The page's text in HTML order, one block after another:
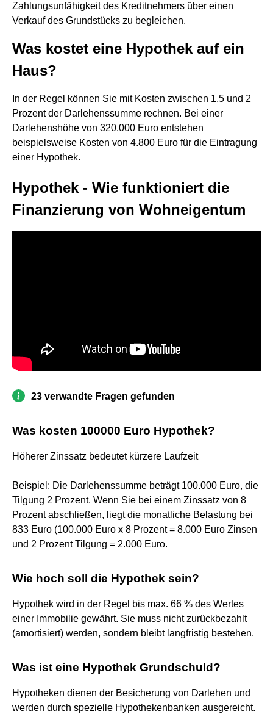
Zahlungsunfähigkeit des Kreditnehmers über einen
Verkauf des Grundstücks zu begleichen.
Was kostet eine Hypothek auf ein
Haus?
In der Regel können Sie mit Kosten zwischen 1,5 und 2
Prozent der Darlehenssumme rechnen. Bei einer
Darlehenshöhe von 320.000 Euro entstehen
beispielsweise Kosten von 4.800 Euro für die Eintragung
einer Hypothek.
Hypothek - Wie funktioniert die
Finanzierung von Wohneigentum
23 verwandte Fragen gefunden
Was kosten 100000 Euro Hypothek?
Höherer Zinssatz bedeutet kürzere Laufzeit
Beispiel: Die Darlehenssumme beträgt 100.000 Euro, die
Tilgung 2 Prozent. Wenn Sie bei einem Zinssatz von 8
Prozent abschließen, liegt die monatliche Belastung bei
833 Euro (100.000 Euro x 8 Prozent = 8.000 Euro Zinsen
und 2 Prozent Tilgung = 2.000 Euro.
Wie hoch soll die Hypothek sein?
Hypothek wird in der Regel bis max. 66 % des Wertes
einer Immobilie gewährt. Sie muss nicht zurückbezahlt
(amortisiert) werden, sondern bleibt langfristig bestehen.
Was ist eine Hypothek Grundschuld?
Hypotheken dienen der Besicherung von Darlehen und
werden durch spezielle Hypothekenbanken ausgereicht.